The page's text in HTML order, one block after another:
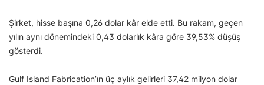
Şirket, hisse başına 0,26 dolar kâr elde etti. Bu rakam, geçen
yılın aynı dönemindeki 0,43 dolarlık kâra göre 39,53% düşüş
gösterdi.
Gulf Island Fabrication’ın üç aylık gelirleri 37,42 milyon dolar